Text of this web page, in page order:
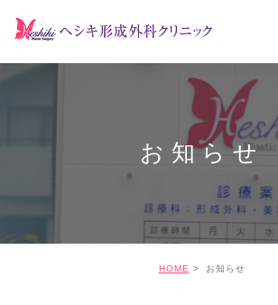
お知らせ
HOME お知らせ